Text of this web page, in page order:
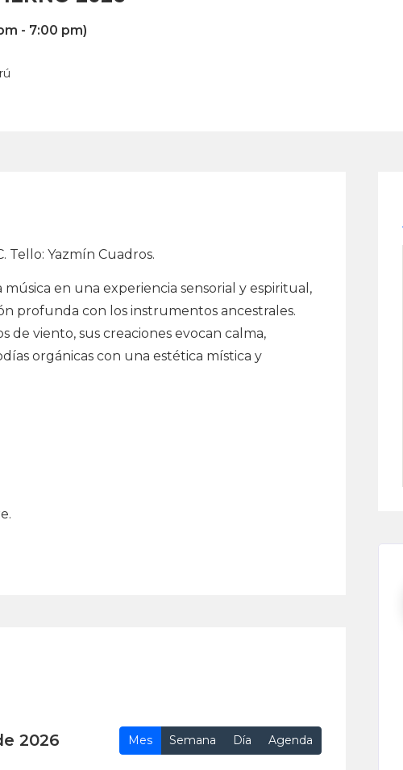
- 7:00 pm)
Tello: Yazmín Cuadros.
en una experiencia sensorial y espiritual,
profunda con los instrumentos ancestrales.
de viento, sus creaciones evocan calma,
orgánicas con una estética mística y
2026 Mes Semana Día Agenda